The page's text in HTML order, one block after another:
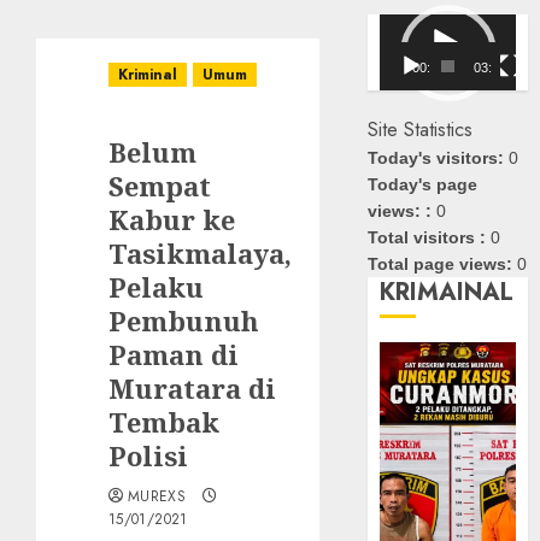
Kriminal Umum
Belum
Sempat
Kabur ke
Tasikmalaya,
Pelaku
Pembunuh
Paman di
Muratara di
Tembak
Polisi
MUREXS
15/01/2021
Pemutar
Video
00:00 03:08
Site Statistics
Today's visitors:0
Today's page
views: :0
Total visitors :0
Total page views:0
KRIMAINAL